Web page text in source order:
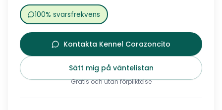
100% svarsfrekvens
Kontakta Kennel Corazoncito
Sätt mig på väntelistan
Gratis och utan förpliktelse